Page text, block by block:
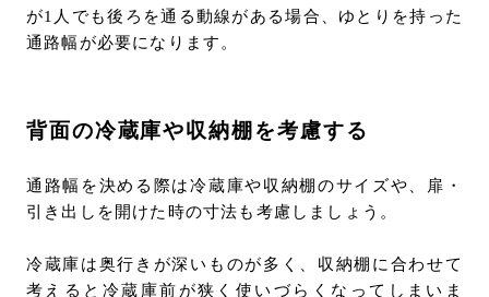
が1人でも後ろを通る動線がある場合、ゆとりを持った
通路幅が必要になります。
背面の冷蔵庫や収納棚を考慮する
通路幅を決める際は冷蔵庫や収納棚のサイズや、扉・
引き出しを開けた時の寸法も考慮しましょう。
冷蔵庫は奥行きが深いものが多く、収納棚に合わせて
考えると冷蔵庫前が狭く使いづらくなってしまいま